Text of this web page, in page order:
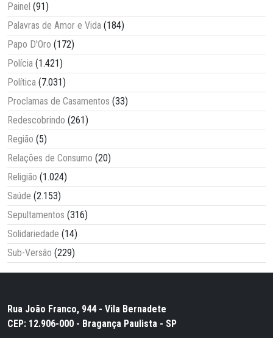
Painel (91)
Palavras de Amor e Vida (184)
Papo D'Oro (172)
Polícia (1.421)
Política (7.031)
Proclamas de Casamentos (33)
Redescobrindo (261)
Região (5)
Relações de Consumo (20)
Religião (1.024)
Saúde (2.153)
Sepultamentos (316)
Solidariedade (14)
Sub-Versão (229)
Rua João Franco, 944 - Vila Bernadete
CEP: 12.906-000 - Bragança Paulista - SP